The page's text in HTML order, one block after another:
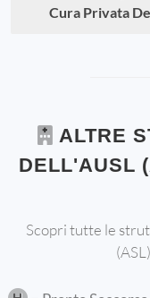
Cura Privata
ALTRE
DELL'AUSL
Scopri tutte le